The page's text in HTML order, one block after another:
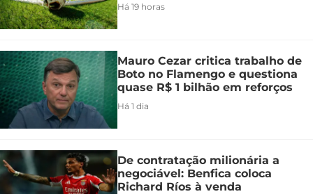
Há 19 horas
Mauro Cezar critica trabalho de
Boto no Flamengo e questiona
quase R$ 1 bilhão em reforços
Há 1 dia
De contratação milionária a
negociável: Benfica coloca
Richard Ríos à venda